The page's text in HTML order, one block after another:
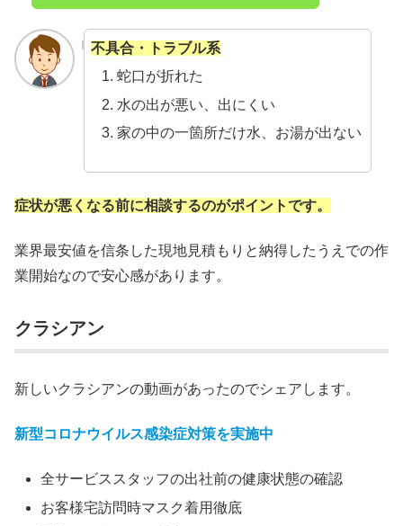
不具合・トラブル系
蛇口が折れた
水の出が悪い、出にくい
家の中の一箇所だけ水、お湯が出ない
症状が悪くなる前に相談するのがポイントです。
業界最安値を信条した現地見積もりと納得したうえでの作
業開始なので安心感があります。
クラシアン
新しいクラシアンの動画があったのでシェアします。
新型コロナウイルス感染症対策を実施中
全サービススタッフの出社前の健康状態の確認
お客様宅訪問時マスク着用徹底